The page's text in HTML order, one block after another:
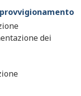
dei